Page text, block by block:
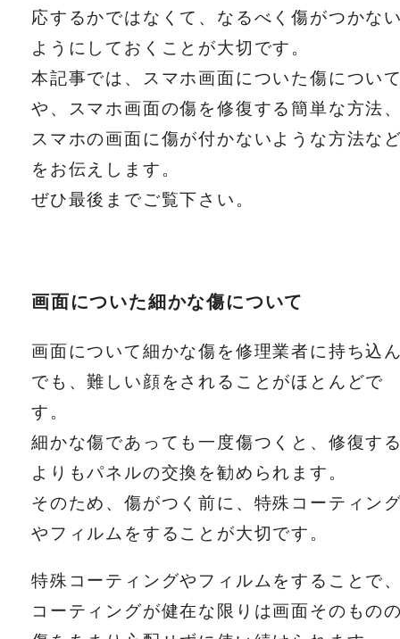
応するかではなくて、なるべく傷がつかな
ようにしておくことが大切です。
本記事では、スマホ画面についた傷につい
や、スマホ画面の傷を修復する簡単な方法
スマホの画面に傷が付かないような方法な
をお伝えします。
ぜひ最後までご覧下さい。
画面についた細かな傷について
画面について細かな傷を修理業者に持ち込
でも、難しい顔をされることがほとんどで
す。
細かな傷であっても一度傷つくと、修復す
よりもパネルの交換を勧められます。
そのため、傷がつく前に、特殊コーティン
やフィルムをすることが大切です。
特殊コーティングやフィルムをすることで
コーティングが健在な限りは画面そのもの